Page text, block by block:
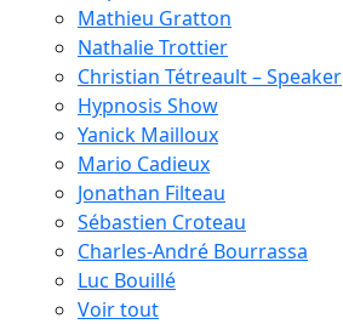
Mathieu Gratton
Nathalie Trottier
Christian Tétreault – Speaker
Hypnosis Show
Yanick Mailloux
Mario Cadieux
Jonathan Filteau
Sébastien Croteau
Charles-André Bourrassa
Luc Bouillé
Voir tout